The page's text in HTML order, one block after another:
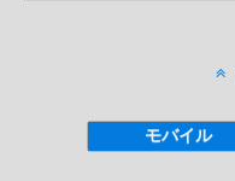
モバイル